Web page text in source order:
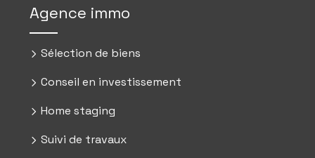
Agence immo
Sélection de biens
Conseil en investissement
Home staging
Suivi de travaux